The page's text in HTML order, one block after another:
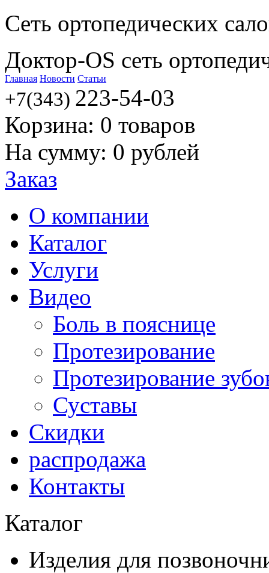
Сеть ортопедических
Доктор-OS сеть
Главная Новости Статьи
+7(343) 223-54-03
Корзина: 0 товаров
На сумму: 0 рублей
Заказ
О компании
Каталог
Услуги
Видео
Боль в пояснице
Протезирование
Протезирование
Суставы
Скидки
распродажа
Контакты
Каталог
Изделия для